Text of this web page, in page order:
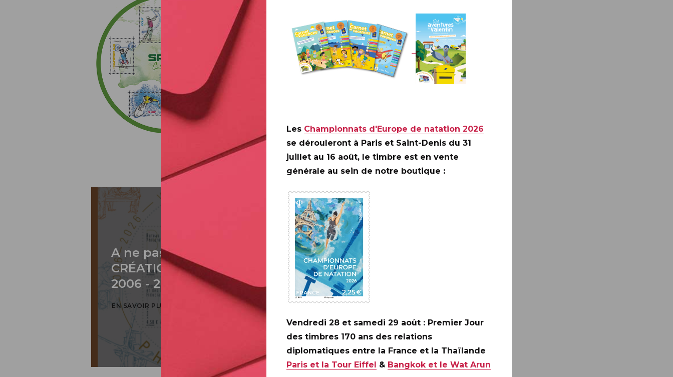
A ne pas rater: 20 ANS DE LA
CRÉATION DE PHILAPOSTE
2006 - 2026 / BLOC
EN SAVOIR PLUS
Les Championnats d'Europe de natation 2026
se dérouleront à Paris et Saint-Denis du 31
juillet au 16 août, le timbre est en vente
générale au sein de notre boutique :
Vendredi 28 et samedi 29 août : Premier Jour
des timbres 170 ans des relations
diplomatiques entre la France et la Thaïlande
Paris et la Tour Eiffel & Bangkok et le Wat Arun